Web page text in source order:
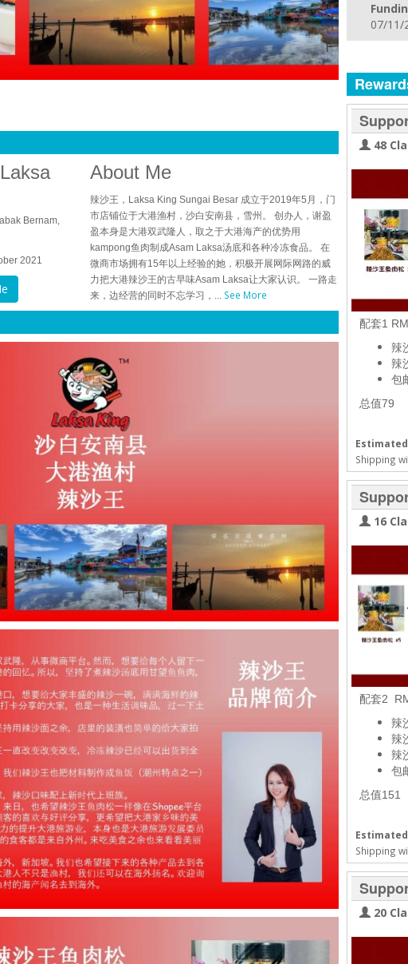
Bernam,
2021
About Me
辣沙王，Laksa King Sungai Besar 成立于2019年5月，门
市店铺位于大港渔村，沙白安南县，雪州。 创办人，谢盈
盈本身是大港双武隆人，取之于大港海产的优势用
kampong鱼肉制成Asam Laksa汤底和各种冷冻食品。 在
微商市场拥有15年以上经验的她，积极开展网际网路的威
力把大港辣沙王的古早味Asam Laksa让大家认识。 一路走
来，边经营的同时不忘学习，... See More
07/11/
48
配套1
辣
辣
包
总值79
Shipping
16
配套2
辣
辣
辣
包
总值151
Shipping
20